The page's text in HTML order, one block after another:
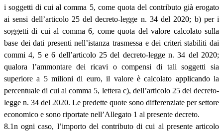
i soggetti di cui al comma 5, come quota del contributo già erogato
ai sensi dell’articolo 25 del decreto-legge n. 34 del 2020; b) per i
soggetti di cui al comma 6, come quota del valore calcolato sulla
base dei dati presenti nell’istanza trasmessa e dei criteri stabiliti dai
commi 4, 5 e 6 dell’articolo 25 del decreto-legge n. 34 del 2020;
qualora l’ammontare dei ricavi o compensi di tali soggetti sia
superiore a 5 milioni di euro, il valore è calcolato applicando la
percentuale di cui al comma 5, lettera c), dell’articolo 25 del decreto-
legge n. 34 del 2020. Le predette quote sono differenziate per settore
economico e sono riportate nell’Allegato 1 al presente decreto.
8.1n ogni caso, l’importo del contributo di cui al presente articolo